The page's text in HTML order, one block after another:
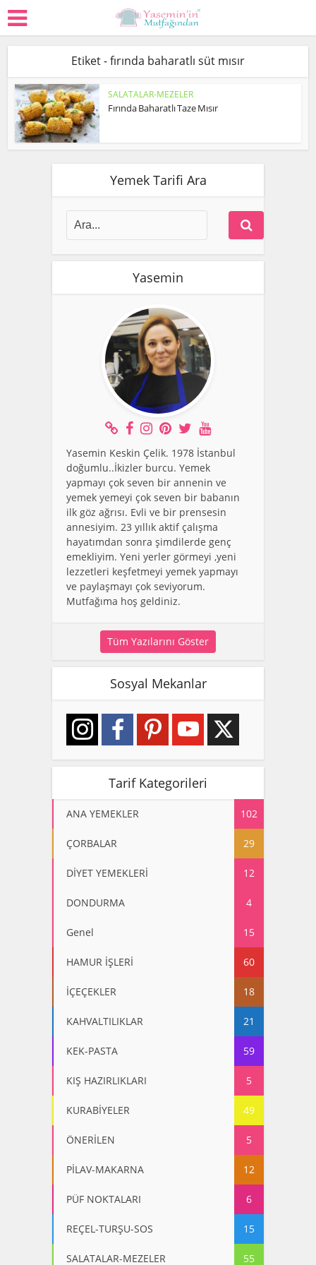
Etiket - fırında baharatlı süt mısır
SALATALAR-MEZELER
Fırında Baharatlı Taze Mısır
Yemek Tarifi Ara
Yasemin
Yasemin Keskin Çelik. 1978 İstanbul
doğumlu..İkizler burcu. Yemek
yapmayı çok seven bir annenin ve
yemek yemeyi çok seven bir babanın
ilk göz ağrısı. Evli ve bir prensesin
annesiyim. 23 yıllık aktif çalışma
hayatımdan sonra şimdilerde genç
emekliyim. Yeni yerler görmeyi ,yeni
lezzetleri keşfetmeyi yemek yapmayı
ve paylaşmayı çok seviyorum.
Mutfağıma hoş geldiniz.
Tüm Yazılarını Göster
Sosyal Mekanlar
Tarif Kategorileri
ANA YEMEKLER 102
ÇORBALAR 29
DİYET YEMEKLERİ 12
DONDURMA 4
Genel 15
HAMUR İŞLERİ 60
İÇEÇEKLER 18
KAHVALTILIKLAR 21
KEK-PASTA 59
KIŞ HAZIRLIKLARI 5
KURABİYELER 49
ÖNERİLEN 5
PİLAV-MAKARNA 12
PÜF NOKTALARI 6
REÇEL-TURŞU-SOS 15
SALATALAR-MEZELER 55